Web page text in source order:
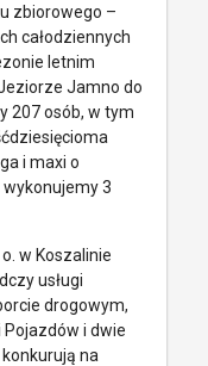
zbiorowego –
całodziennych
letnim
Jamno do
207 osób, w tym
i maxi o
3
w Koszalinie
usługi
drogowym,
i dwie
na